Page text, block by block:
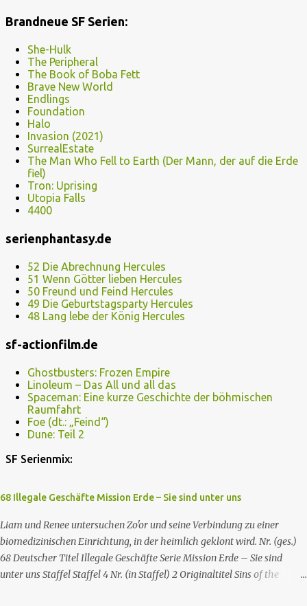
Brandneue SF Serien:
She-Hulk
The Peripheral
The Book of Boba Fett
Brave New World
Endlings
Foundation
Halo
Invasion (2021)
SurrealEstate
The Man Who Fell to Earth (Der Mann, der auf die Erde
fiel)
Tron: Uprising
Utopia Falls
4400
serienphantasy.de
52 Die Abrechnung Hercules
51 Wenn Götter lieben Hercules
50 Freund und Feind Hercules
49 Die Geburtstagsparty Hercules
48 Lang lebe der König Hercules
sf-actionfilm.de
Ghostbusters: Frozen Empire
Linoleum – Das All und all das
Spaceman: Eine kurze Geschichte der böhmischen
Raumfahrt
Foe (dt.: „Feind“)
Dune: Teil 2
SF Serienmix:
68 Illegale Geschäfte Mission Erde – Sie sind unter uns
Liam und Renee untersuchen Zo'or und seine Verbindung zu einer
biomedizinischen Einrichtung, in der heimlich geklont wird. Nr. (ges.)
68 Deutscher Titel Illegale Geschäfte Serie Mission Erde – Sie sind
unter uns Staffel Staffel 4 Nr. (in Staffel) 2 Original­titel Sins of the